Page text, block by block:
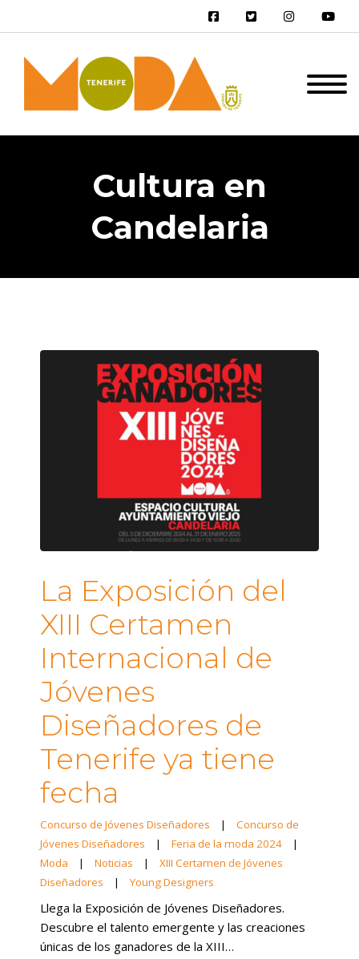
Cultura en
Candelaria
La Exposición del
XIII Certamen
Internacional de
Jóvenes
Diseñadores de
Tenerife ya tiene
fecha
Concurso de Jóvenes Diseñadores |
Concurso de
Jóvenes Diseñadores
| Feria de la moda 2024
|
Moda
| Noticias |
XIII Certamen de Jóvenes
Diseñadores
| Young Designers
Llega la Exposición de Jóvenes Diseñadores.
Descubre el talento emergente y las creaciones
únicas de los ganadores de la XIII…